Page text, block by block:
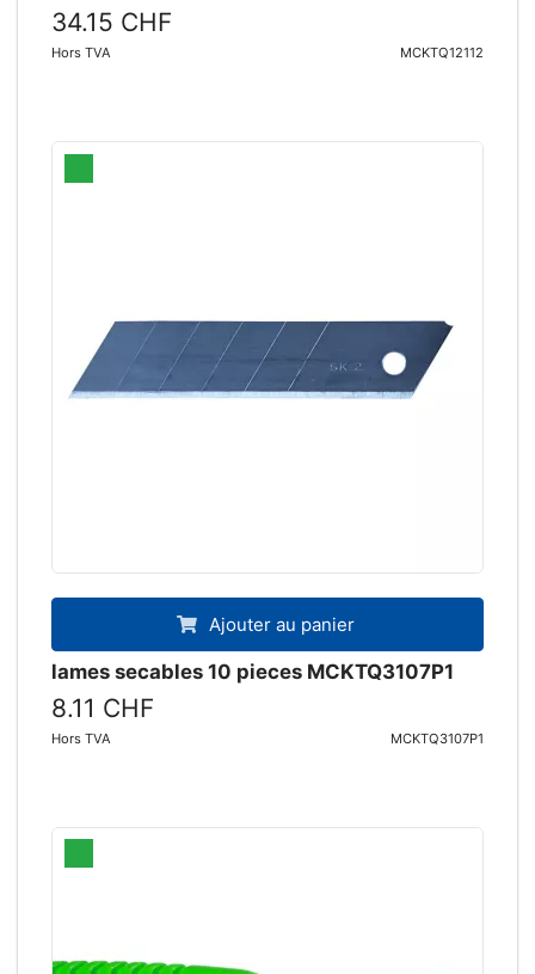
34.15 CHF
Hors TVA MCKTQ12112
Ajouter au panier
lames secables 10 pieces MCKTQ3107P1
8.11 CHF
Hors TVA MCKTQ3107P1